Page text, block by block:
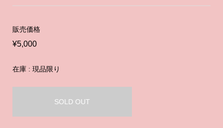
販売価格
¥5,000
在庫 : 現品限り
SOLD OUT